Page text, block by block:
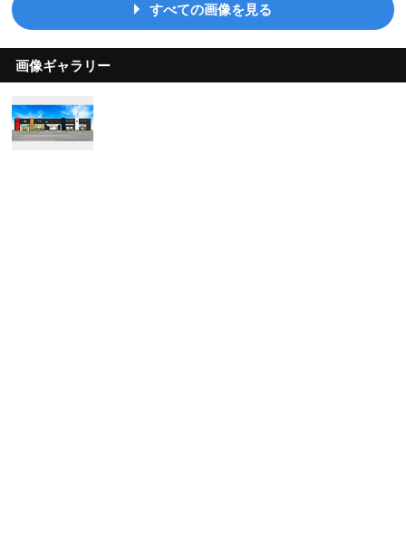
すべての画像を見る
画像ギャラリー